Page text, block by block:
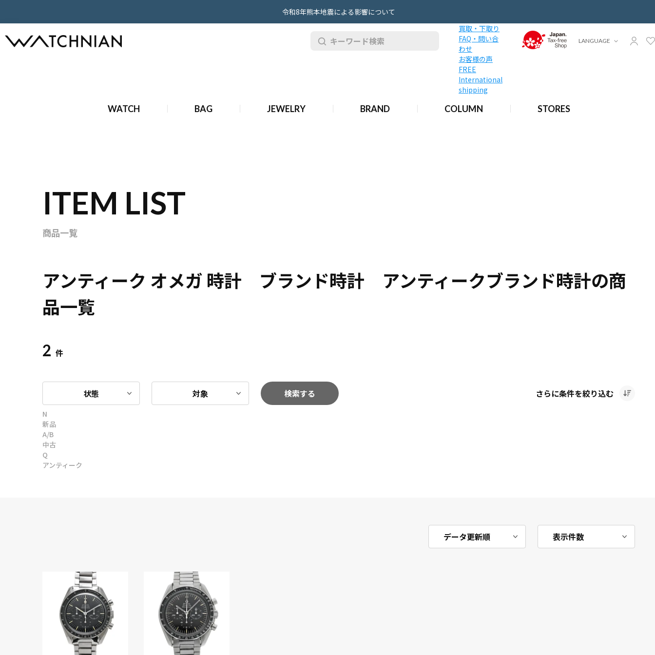
令和8年熊本地震による影響について
買取・下取り
FAQ・問い合
わせ
お客様の声
FREE
International
shipping
WATCH BAG JEWELRY BRAND COLUMN STORES
LANGUAGE
ITEM LIST
商品一覧
アンティーク オメガ 時計 ブランド時計 アンティークブランド時計の商
品一覧
2 件
状態 対象 検索する さらに条件を絞り込む
N
新品
A/B
中古
Q
アンティーク